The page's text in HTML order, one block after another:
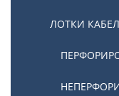
ЛОТКИ